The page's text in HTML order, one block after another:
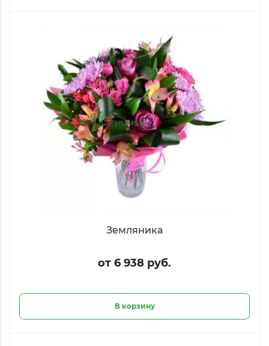
Земляника
от 6 938 руб.
В корзину